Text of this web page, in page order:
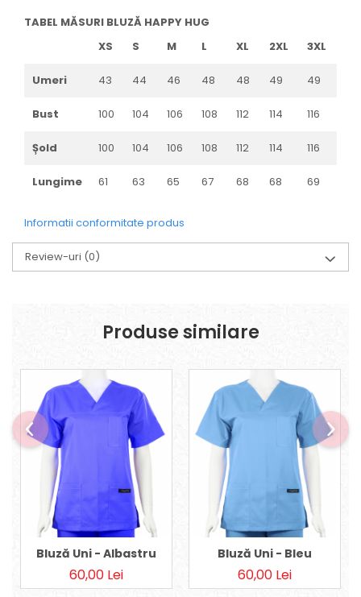
TABEL MĂSURI BLUZĂ HAPPY HUG
XS
S M L XL 2XL 3XL
Umeri 43 44 46 48 48 49 49
Bust 100 104 106 108 112 114 116
Șold 100 104 106 108 112 114 116
Lungime 61 63 65 67 68 68 69
Informatii conformitate produs
Review-uri (0)
Produse similare
Bluză Uni - Albastru
60,00 Lei
Bluză Uni - Bleu
60,00 Lei